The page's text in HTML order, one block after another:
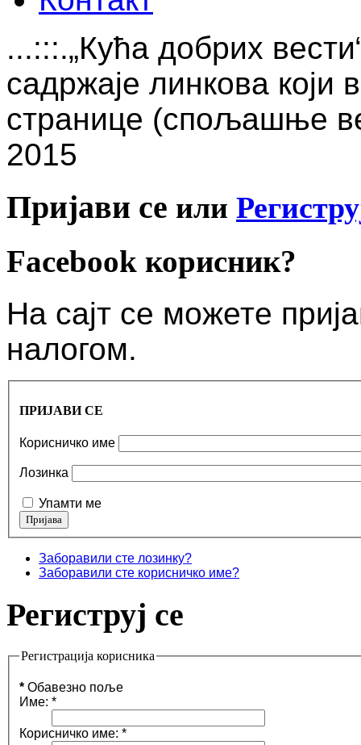
...:::.„Кућа добрих
садржаје линкова који
странице (спољашње
2015
Пријави се или
Facebook корисник?
На сајт се можете
налогом.
ПРИЈАВИ СЕ
Корисничко име
Лозинка
Упамти ме
Заборавили сте лозинку?
Заборавили сте корисничко име?
Региструј се
Регистрација корисника
* Обавезно поље
Име: *
Корисничко име: *